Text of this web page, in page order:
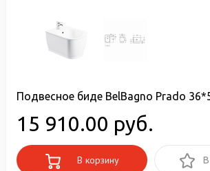
Подвесное биде BelBagno Prado
15 910.00 руб.
В корзину